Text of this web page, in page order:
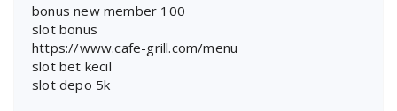
bonus new member 100
slot bonus
https://www.cafe-grill.com/menu
slot bet kecil
slot depo 5k